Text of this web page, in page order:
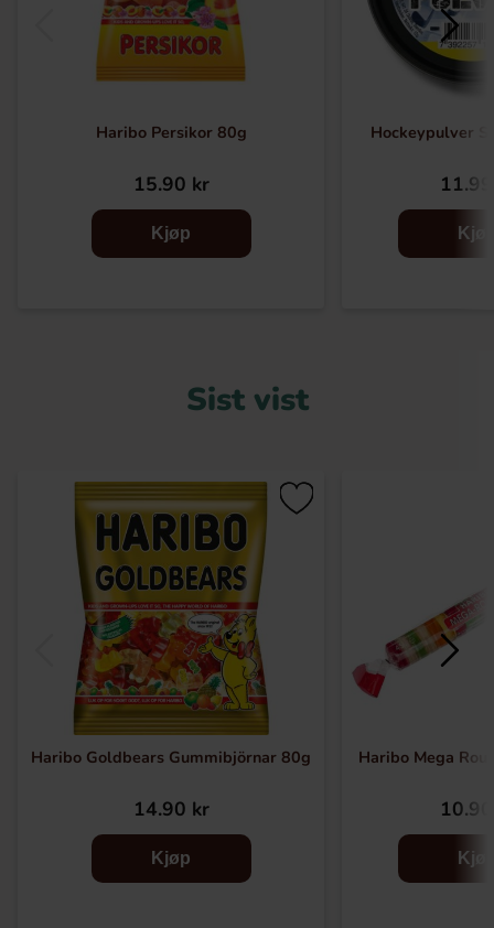
Haribo Persikor 80g
15.90 kr
Kjøp
Hockeypulver
Sist vist
Haribo Goldbears Gummibjörnar 80g
14.90 kr
Kjøp
Haribo Mega